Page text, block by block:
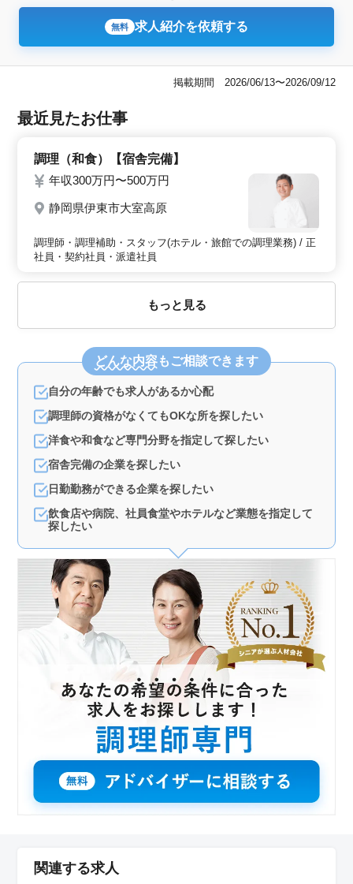
無料 求人紹介を依頼する
掲載期間 2026/06/13〜2026/09/12
最近見たお仕事
調理（和食）【宿舎完備】
年収300万円〜500万円
静岡県伊東市大室高原
調理師・調理補助・スタッフ(ホテル・旅館での調理業務) / 正
社員・契約社員・派遣社員
もっと見る
どんな内容もご相談できます
自分の年齢でも求人があるか心配
調理師の資格がなくてもOKな所を探したい
洋食や和食など専門分野を指定して探したい
宿舎完備の企業を探したい
日勤勤務ができる企業を探したい
飲食店や病院、社員食堂やホテルなど業態を指定して
探したい
関連する求人